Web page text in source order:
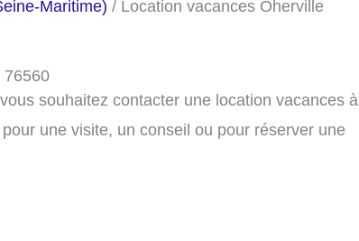
Maritime) / Location vacances Oherville
76560
souhaitez contacter une location vacances à
une visite, un conseil ou pour réserver une